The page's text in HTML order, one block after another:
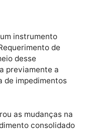
formal de sua
Justiça Eleitoral.
um instrumento
meio desse
previamente a